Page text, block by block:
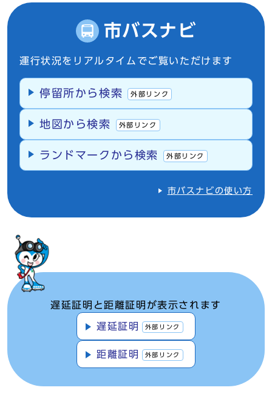
市バスナビ
運行状況をリアルタイムでご覧いただけます
停留所から検索 外部リンク
地図から検索 外部リンク
ランドマークから検索 外部リンク
市バスナビの使い方
遅延証明と距離証明が表示されます
遅延証明 外部リンク
距離証明 外部リンク